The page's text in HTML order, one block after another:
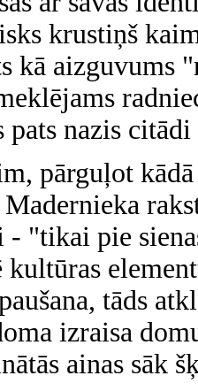
krustiņš
kā aizguvums
pats nazis
pārguļot
- "tikai pie
kultūras
tāds
izraisa
ainas sāk